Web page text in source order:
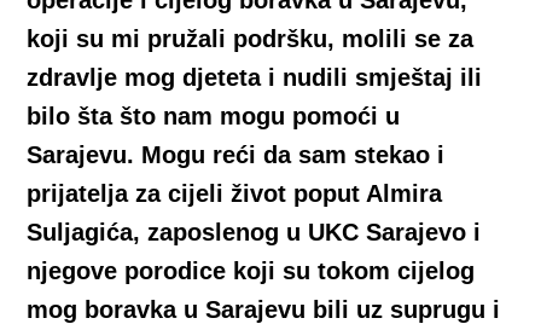
koji su mi pružali podršku, molili se za
zdravlje mog djeteta i nudili smještaj ili
bilo šta što nam mogu pomoći u
Sarajevu. Mogu reći da sam stekao i
prijatelja za cijeli život poput Almira
Suljagića, zaposlenog u UKC Sarajevo i
njegove porodice koji su tokom cijelog
mog boravka u Sarajevu bili uz suprugu i